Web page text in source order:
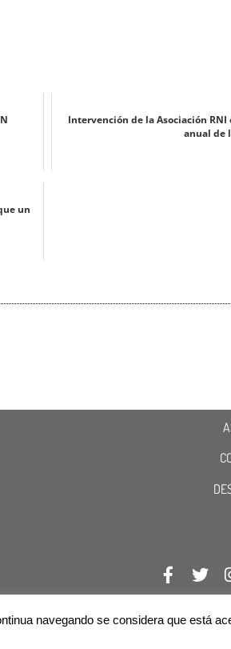
Intervención de la Asociación
anual de
un
navegando se considera que está